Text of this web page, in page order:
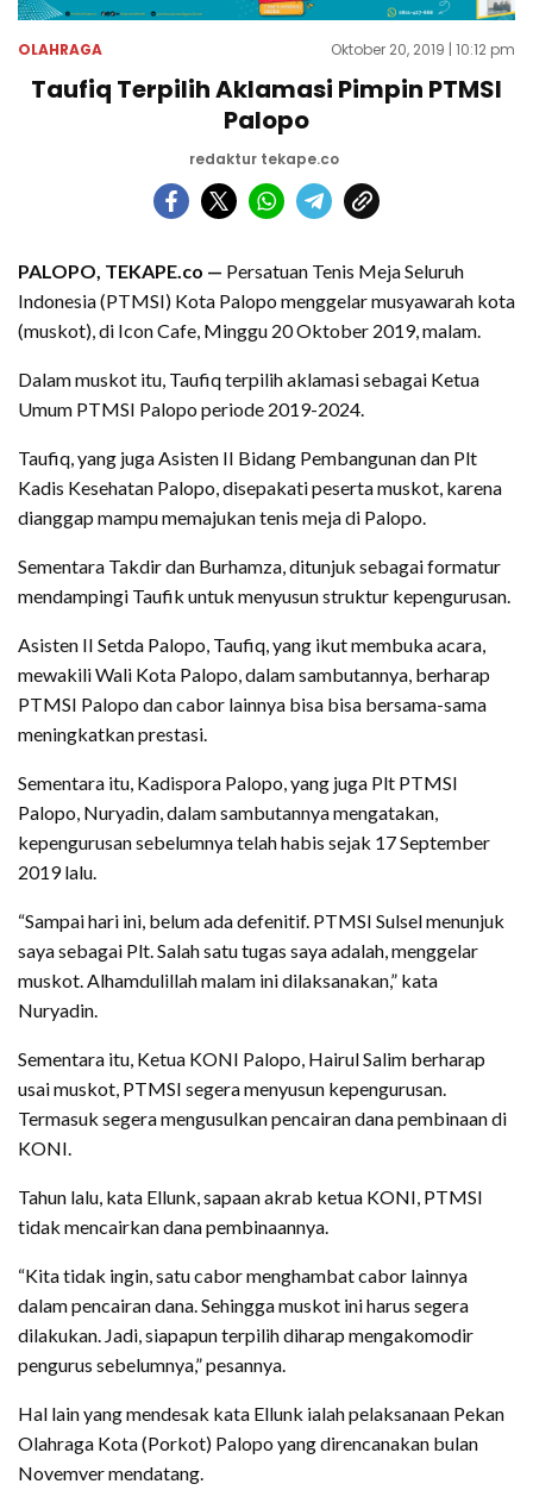
OLAHRAGA Oktober 20, 2019 | 10:12 pm
Taufiq Terpilih Aklamasi Pimpin PTMSI
Palopo
redaktur tekape.co
PALOPO, TEKAPE.co — Persatuan Tenis Meja Seluruh
Indonesia (PTMSI) Kota Palopo menggelar musyawarah kota
(muskot), di Icon Cafe, Minggu 20 Oktober 2019, malam.
Dalam muskot itu, Taufiq terpilih aklamasi sebagai Ketua
Umum PTMSI Palopo periode 2019-2024.
Taufiq, yang juga Asisten II Bidang Pembangunan dan Plt
Kadis Kesehatan Palopo, disepakati peserta muskot, karena
dianggap mampu memajukan tenis meja di Palopo.
Sementara Takdir dan Burhamza, ditunjuk sebagai formatur
mendampingi Taufik untuk menyusun struktur kepengurusan.
Asisten II Setda Palopo, Taufiq, yang ikut membuka acara,
mewakili Wali Kota Palopo, dalam sambutannya, berharap
PTMSI Palopo dan cabor lainnya bisa bisa bersama-sama
meningkatkan prestasi.
Sementara itu, Kadispora Palopo, yang juga Plt PTMSI
Palopo, Nuryadin, dalam sambutannya mengatakan,
kepengurusan sebelumnya telah habis sejak 17 September
2019 lalu.
“Sampai hari ini, belum ada defenitif. PTMSI Sulsel menunjuk
saya sebagai Plt. Salah satu tugas saya adalah, menggelar
muskot. Alhamdulillah malam ini dilaksanakan,” kata
Nuryadin.
Sementara itu, Ketua KONI Palopo, Hairul Salim berharap
usai muskot, PTMSI segera menyusun kepengurusan.
Termasuk segera mengusulkan pencairan dana pembinaan di
KONI.
Tahun lalu, kata Ellunk, sapaan akrab ketua KONI, PTMSI
tidak mencairkan dana pembinaannya.
“Kita tidak ingin, satu cabor menghambat cabor lainnya
dalam pencairan dana. Sehingga muskot ini harus segera
dilakukan. Jadi, siapapun terpilih diharap mengakomodir
pengurus sebelumnya,” pesannya.
Hal lain yang mendesak kata Ellunk ialah pelaksanaan Pekan
Olahraga Kota (Porkot) Palopo yang direncanakan bulan
Novemver mendatang.